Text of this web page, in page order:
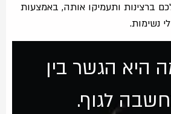
ברצינות ותעמיקו אותה, באמצעות
נשימות.
היא הגשר בין
לגוף.